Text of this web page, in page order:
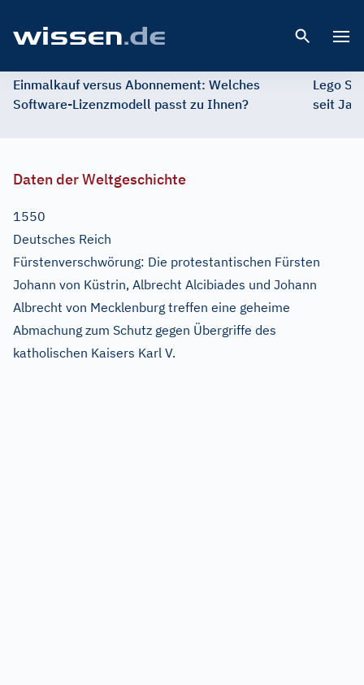
Einmalkauf versus Abonnement: Welches
Software-Lizenzmodell passt zu Ihnen?
Lego
seit
Daten der Weltgeschichte
1550
Deutsches Reich
Fürstenverschwörung: Die protestantischen Fürsten
Johann von Küstrin, Albrecht Alcibiades und Johann
Albrecht von Mecklenburg treffen eine geheime
Abmachung zum Schutz gegen Übergriffe des
katholischen Kaisers Karl V.